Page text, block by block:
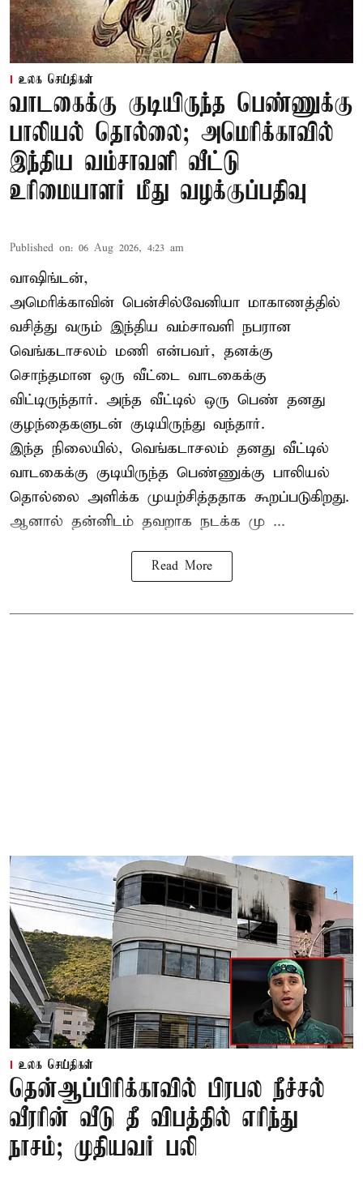
உலக செய்திகள்
வாடகைக்கு குடியிருந்த பெண்ணுக்கு
பாலியல் தொல்லை; அமெரிக்காவில்
இந்திய வம்சாவளி வீட்டு
உரிமையாளர் மீது வழக்குப்பதிவு
Published on: 06 Aug 2026, 4:23 am
வாஷிங்டன்,
அமெரிக்காவின் பென்சில்வேனியா மாகாணத்தில்
வசித்து வரும் இந்திய வம்சாவளி நபரான
வெங்கடாசலம் மணி என்பவர், தனக்கு
சொந்தமான ஒரு வீட்டை வாடகைக்கு
விட்டிருந்தார். அந்த வீட்டில் ஒரு பெண் தனது
குழந்தைகளுடன் குடியிருந்து வந்தார்.
இந்த நிலையில், வெங்கடாசலம் தனது வீட்டில்
வாடகைக்கு குடியிருந்த பெண்ணுக்கு பாலியல்
தொல்லை அளிக்க முயற்சித்ததாக கூறப்படுகிறது.
ஆனால் தன்னிடம் தவறாக நடக்க மு ...
Read More
உலக செய்திகள்
தென்ஆப்பிரிக்காவில் பிரபல நீச்சல்
வீரரின் வீடு தீ விபத்தில் எரிந்து
நாசம்; முதியவர் பலி